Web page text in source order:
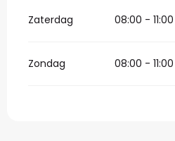
Zaterdag 08:00 - 11:00
Zondag 08:00 - 11:00